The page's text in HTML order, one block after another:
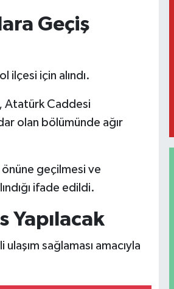
Geçiş
ilçesi için alındı.
Atatürk Caddesi
olan bölümünde ağır
önüne geçilmesi ve
ifade edildi.
Yapılacak
sağlaması amacıyla